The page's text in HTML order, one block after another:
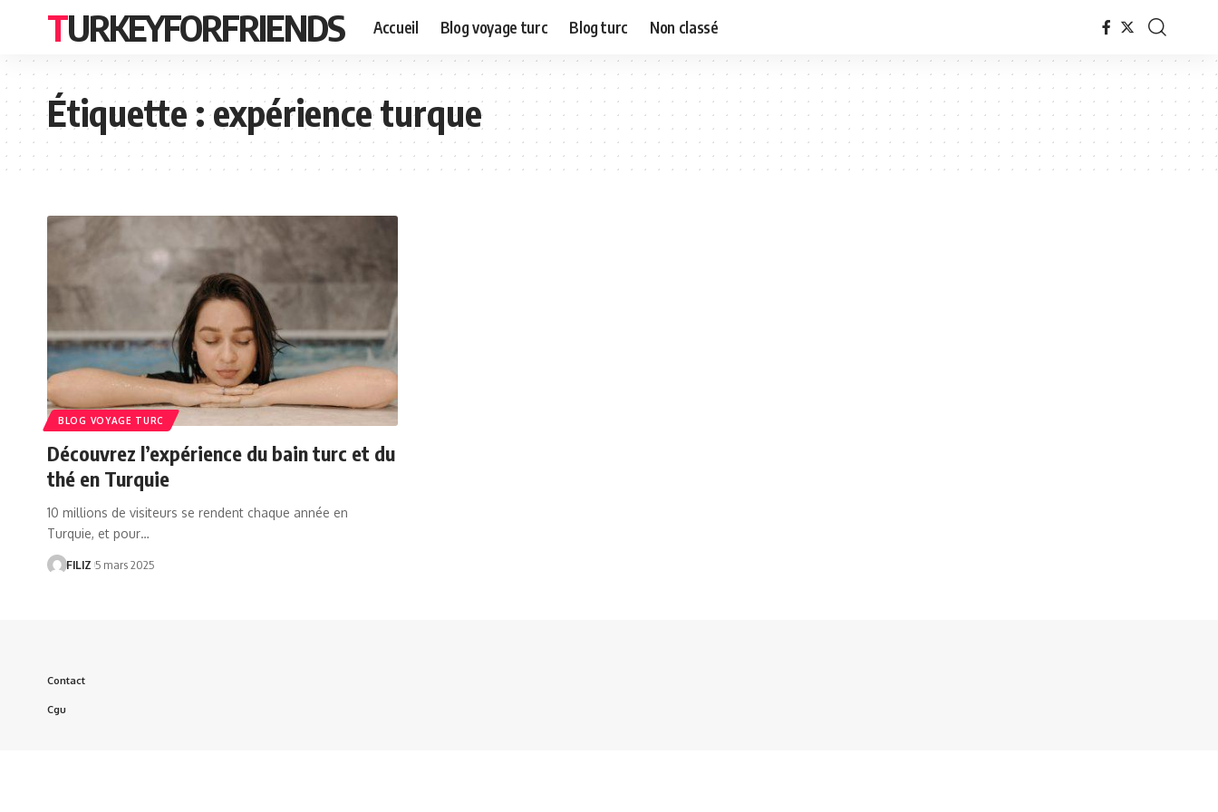
TURKEYFORFRIENDS Accueil Blog voyage turc Blog turc Non classé
Étiquette :expérience turque
BLOG VOYAGE TURC
Découvrez l’expérience du bain turc et du
thé en Turquie
10 millions de visiteurs se rendent chaque année en
Turquie, et pour…
FILIZ 5 mars 2025
Contact
Cgu